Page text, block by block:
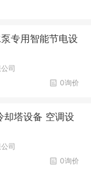
专用智能节电设
司
0询价
却塔设备 空调设
司
0询价